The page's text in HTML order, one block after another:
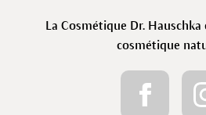
La Cosmétique Dr.
cosmétique